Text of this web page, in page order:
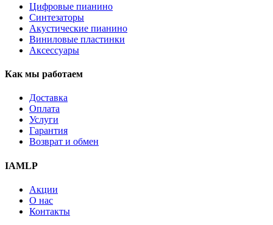
Цифровые пианино
Синтезаторы
Акустические пианино
Виниловые пластинки
Аксессуары
Как мы работаем
Доставка
Оплата
Услуги
Гарантия
Возврат и обмен
IAMLP
Акции
О нас
Контакты